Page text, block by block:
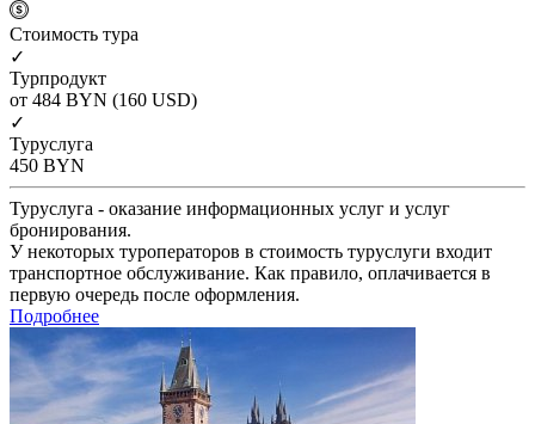
Cтоимость тура
✓
Турпродукт
от 484 BYN (160 USD)
✓
Туруслуга
450 BYN
Туруслуга - оказание информационных услуг и услуг
бронирования.
У некоторых туроператоров в стоимость туруслуги входит
транспортное обслуживание. Как правило, оплачивается в
первую очередь после оформления.
Подробнее